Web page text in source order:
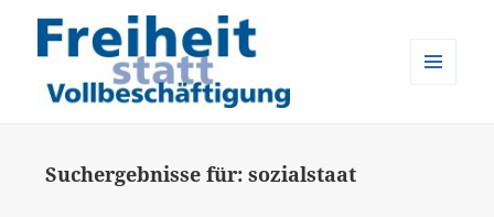
Suchergebnisse für: sozialstaat